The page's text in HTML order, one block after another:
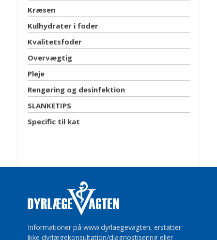
Kræsen
Kulhydrater i foder
Kvalitetsfoder
Overvægtig
Pleje
Rengøring og desinfektion
SLANKETIPS
Specific til kat
Informationer på www.dyrlaegevagten, erstatter
ikke dyrlægekonsultation/diagnostisering eller